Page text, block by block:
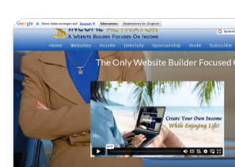
Income Activator Affiliate Programma